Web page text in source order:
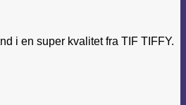
i en super kvalitet fra TIF TIFFY.